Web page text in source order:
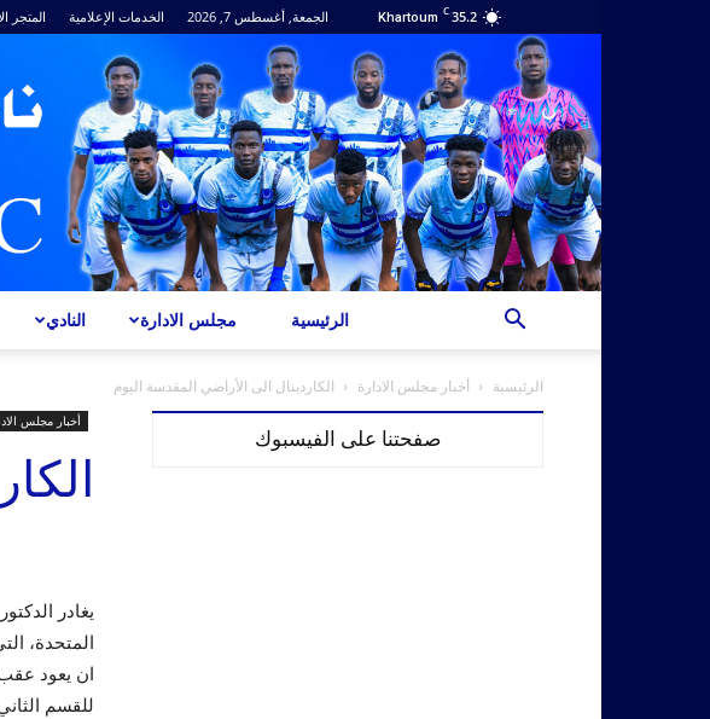
35.2
C
Khartoum الجمعة, أغسطس 7, 2026 الخدمات الإعلامية المتجر
النادي مجلس الادارة الرئيسية
الرئيسية أخبار مجلس الادارة الكاردينال الى الأراضي المقدسة اليوم
أخبار مجلس
يغادر
المتحدة،
ان يعود عقب
للقسم
صفحتنا على الفيسبوك